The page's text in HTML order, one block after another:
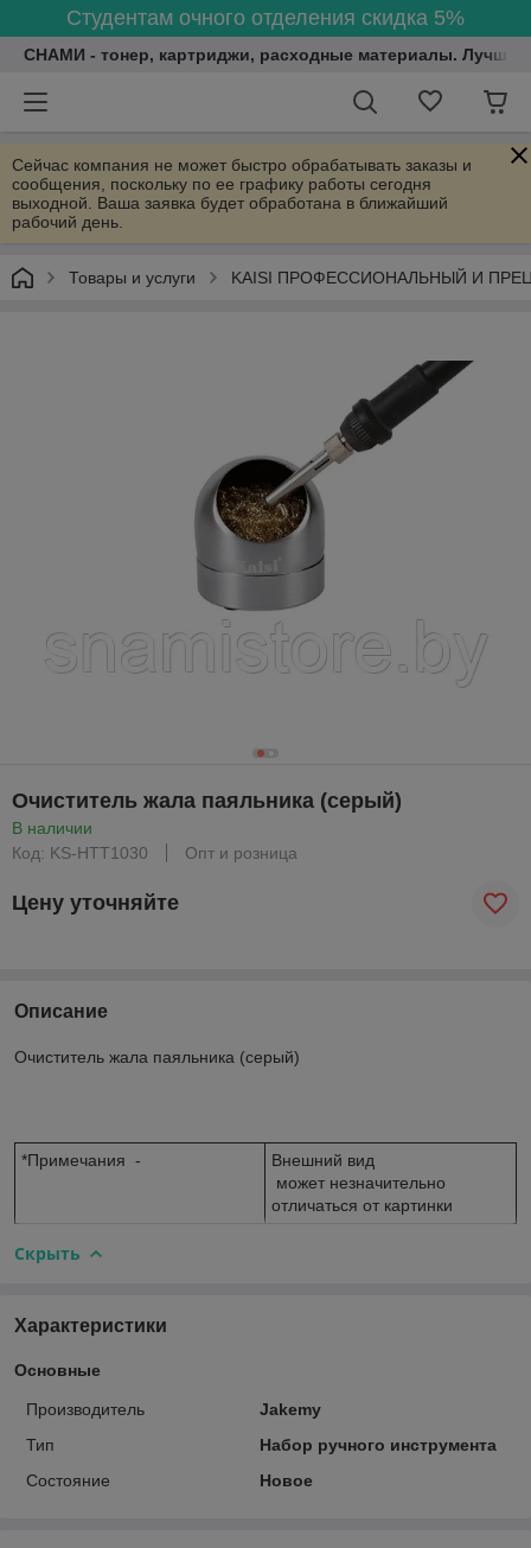
Студентам очного отделения скидка 5%
СНАМИ - тонер, картриджи, расходные материалы.
Сейчас компания не может быстро обрабатывать заказы и
сообщения, поскольку по ее графику работы сегодня
выходной. Ваша заявка будет обработана в ближайший
рабочий день.
Товары и услуги KAISI ПРОФЕССИОНАЛЬНЫЙ И
Очиститель жала паяльника (серый)
В наличии
Код: KS-HTT1030
Опт и розница
Цену уточняйте
Описание
Очиститель жала паяльника (серый)
*Примечания -
Внешний вид
может незначительно
отличаться от картинки
Скрыть
Характеристики
Основные
Производитель
Jakemy
Тип
Набор ручного инструмента
Состояние
Новое